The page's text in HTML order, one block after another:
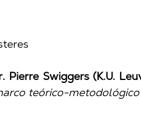
Pierre Swiggers (K.U.
teórico-